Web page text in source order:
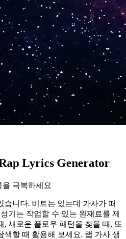
Lyrics Generator
극복하세요
습니다. 비트는 있는데 가사가 떠
기는 작업할 수 있는 원재료를 제
, 새로운 플로우 패턴을 찾을 때, 또
색할 때 활용해 보세요. 랩 가사 생